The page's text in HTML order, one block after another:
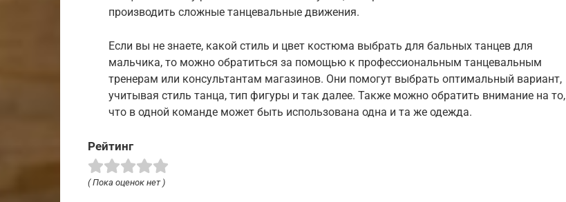
производить сложные танцевальные движения.
Если вы не знаете, какой стиль и цвет костюма выбрать для бальных танцев для
мальчика, то можно обратиться за помощью к профессиональным танцевальным
тренерам или консультантам магазинов. Они помогут выбрать оптимальный вариант,
учитывая стиль танца, тип фигуры и так далее. Также можно обратить внимание на то,
что в одной команде может быть использована одна и та же одежда.
Рейтинг
( Пока оценок нет )